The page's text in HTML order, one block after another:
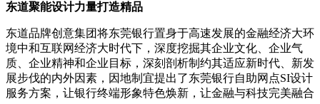
东道聚能设计力量打造精品
东道品牌创意集团将东莞银行置身于高速发展的金融经济大环
境中和互联网经济大时代下，深度挖掘其企业文化、企业气
质、企业精神和企业目标，深刻剖析制约其适应新时代、新发
展步伐的内外因素，因地制宜提出了东莞银行自助网点SI设计
服务方案，让银行终端形象特色焕新，让金融与科技完美融合